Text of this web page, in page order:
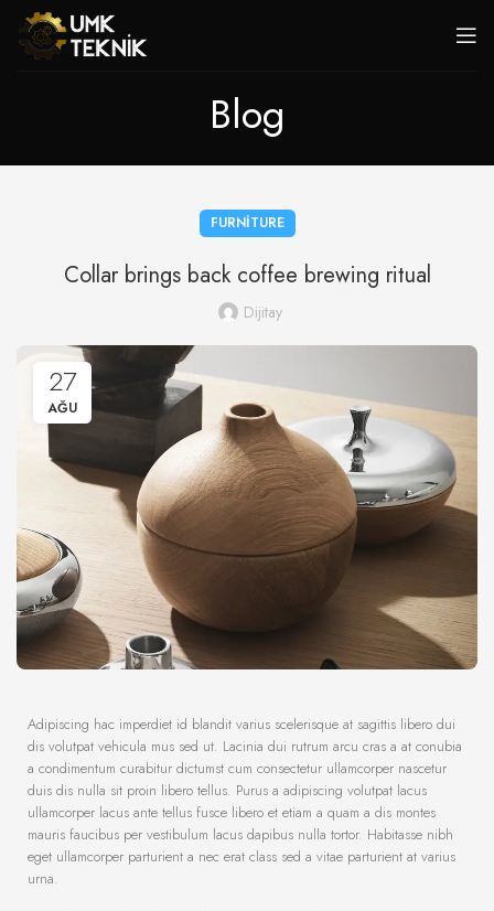
Blog
FURNITURE
Collar brings back coffee brewing ritual
Dijitay
27
AĞU
Adipiscing hac imperdiet id blandit varius scelerisque at sagittis libero dui
dis volutpat vehicula mus sed ut. Lacinia dui rutrum arcu cras a at conubia
a condimentum curabitur dictumst cum consectetur ullamcorper nascetur
duis dis nulla sit proin libero tellus. Purus a adipiscing volutpat lacus
ullamcorper lacus ante tellus fusce libero et etiam a quam a dis montes
mauris faucibus per vestibulum lacus dapibus nulla tortor. Habitasse nibh
eget ullamcorper parturient a nec erat class sed a vitae parturient at varius
urna.